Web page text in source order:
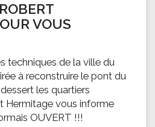
VOUS
techniques de la ville du
à reconstruire le pont du
les quartiers
Hermitage vous informe
OUVERT !!!